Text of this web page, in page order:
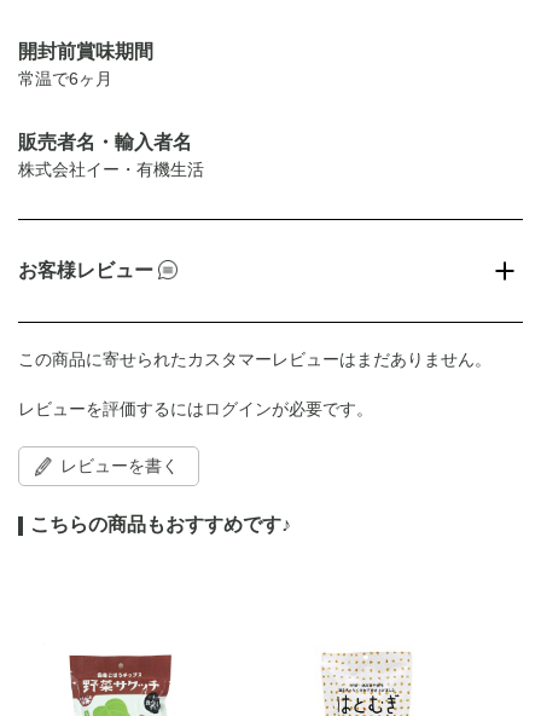
開封前賞味期間
常温で6ヶ月
販売者名・輸入者名
株式会社イー・有機生活
お客様レビュー
この商品に寄せられたカスタマーレビューはまだありません。
レビューを評価するにはログインが必要です。
レビューを書く
こちらの商品もおすすめです♪